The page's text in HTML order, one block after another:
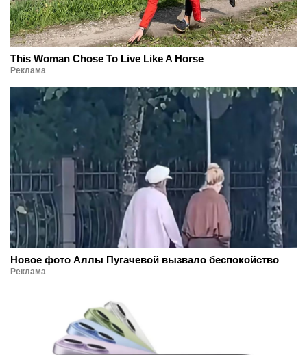
This Woman Chose To Live Like A Horse
Реклама
Новое фото Аллы Пугачевой вызвало беспокойство
Реклама